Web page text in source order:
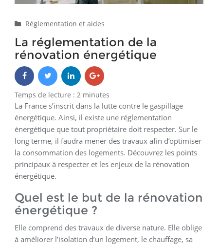
Réglementation et aides
La réglementation de la
rénovation énergétique
Temps de lecture : 2 minutes
La France s’inscrit dans la lutte contre le gaspillage
énergétique. Ainsi, il existe une réglementation
énergétique que tout propriétaire doit respecter. Sur le
long terme, il faudra mener des travaux afin d’optimiser
la consommation des logements. Découvrez les points
principaux à respecter et les enjeux de la rénovation
énergétique.
Quel est le but de la rénovation
énergétique ?
Elle comprend des travaux de diverse nature. Elle oblige
à améliorer l’isolation d’un logement, le chauffage, sa